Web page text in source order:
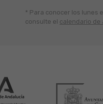
* Para conocer los lunes
consulte el calendario de